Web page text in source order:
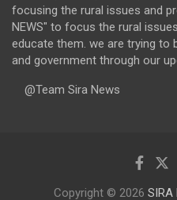
focusing the rural issues and
NEWS" to focus the rural
educate them. we are trying to
and government through our
@Team Sira News
Copyright © 2026 SIRA